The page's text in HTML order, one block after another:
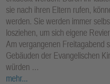
sie nach ihren Eltern rufen,
werden. Sie werden immer
losziehen, um sich eigene
Am vergangenen Freitagabend
Gebäuden der Evangelischen
würden …
mehr...